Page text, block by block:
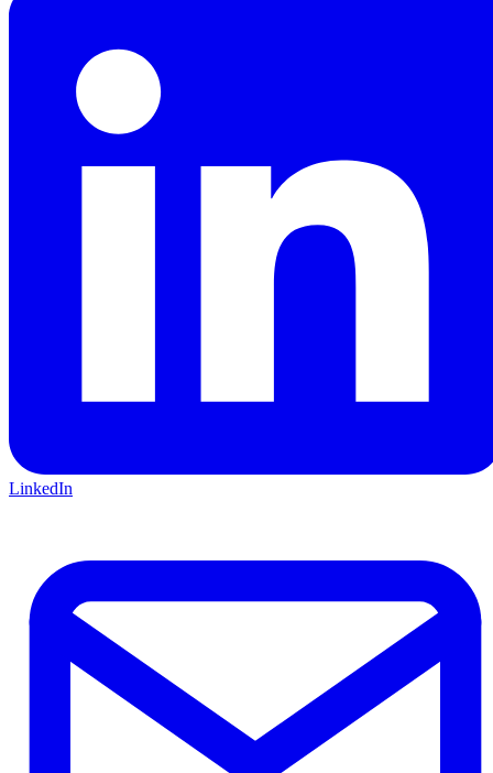
LinkedIn